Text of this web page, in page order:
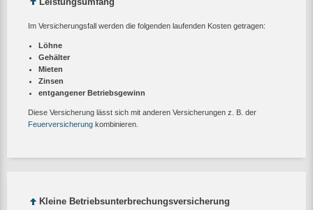
Im Versicherungsfall werden die folgenden laufenden Kosten getragen:
Löhne
Gehälter
Mieten
Zinsen
entgangener Betriebsgewinn
Diese Versicherung lässt sich mit anderen Versicherungen z. B. der
Feuerversicherung kombinieren.
Kleine Betriebsunterbrechungsversicherung